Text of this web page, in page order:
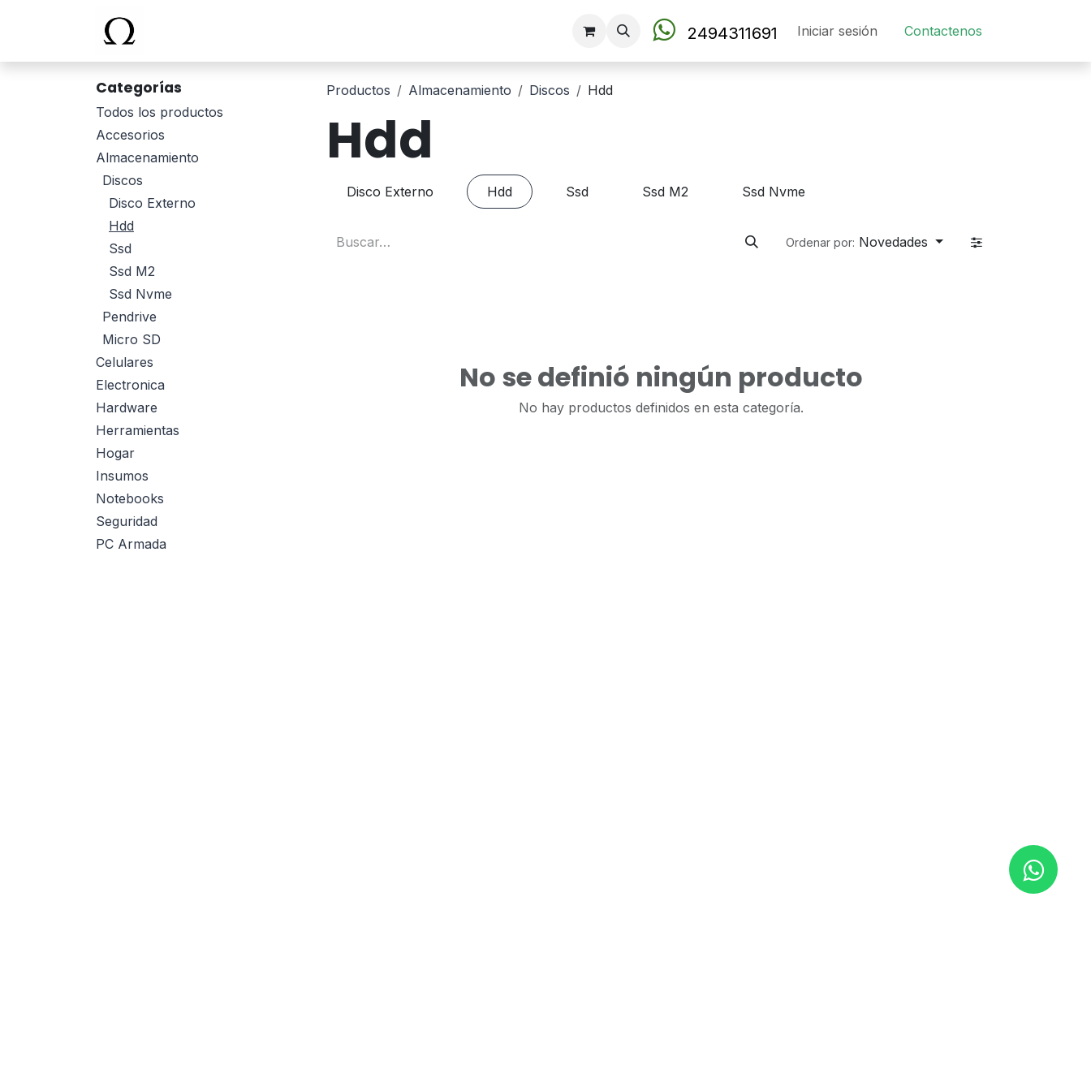
2494311691 Iniciar sesión Contact​en​os​
Categorías
Todos los productos
Accesorios
Almacenamiento
Discos
Disco Externo
Hdd
Ssd
Ssd M2
Ssd Nvme
Pendrive
Micro SD
Celulares
Electronica
Hardware
Herramientas
Hogar
Insumos
Notebooks
Seguridad
PC Armada
Productos Almacenamiento Discos Hdd
Hdd
Disco Externo Hdd Ssd Ssd M2 Ssd Nvme
Ordenar por: Novedades
No se definió ningún producto
No hay productos definidos en esta categoría.